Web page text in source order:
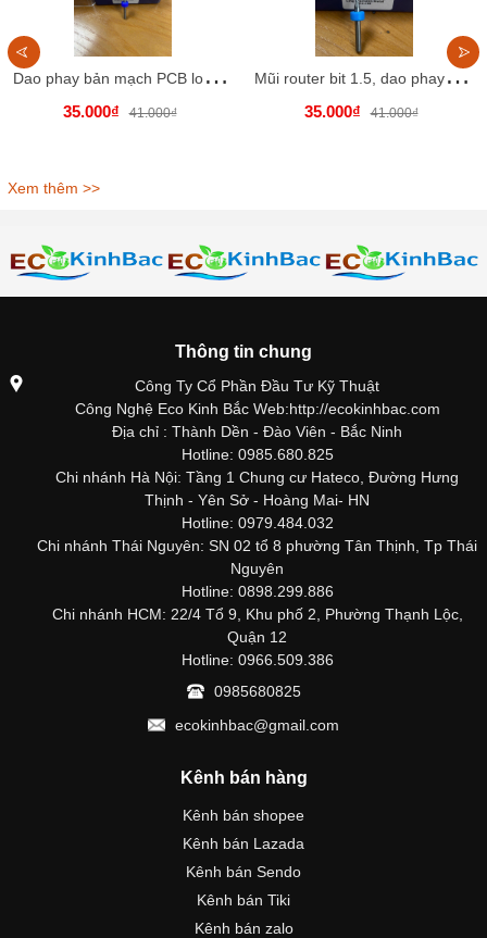
D
ao phay bản mạch PCB loại 1.4mm.
35.000₫ 41.000₫
M
ũi router bit 1.5, dao phay bản mạch PCB
35.000₫ 41.000₫
Xem thêm >>
Thông tin chung
Công Ty Cổ Phần Đầu Tư Kỹ Thuật
Công Nghệ Eco Kinh Bắc Web:http://ecokinhbac.com
Địa chỉ : Thành Dền - Đào Viên - Bắc Ninh
Hotline: 0985.680.825
Chi nhánh Hà Nội: Tầng 1 Chung cư Hateco, Đường Hưng
Thịnh - Yên Sở - Hoàng Mai- HN
Hotline: 0979.484.032
Chi nhánh Thái Nguyên: SN 02 tổ 8 phường Tân Thịnh, Tp Thái
Nguyên
Hotline: 0898.299.886
Chi nhánh HCM: 22/4 Tổ 9, Khu phố 2, Phường Thạnh Lộc,
Quận 12
Hotline: 0966.509.386
0985680825
ecokinhbac@gmail.com
Kênh bán hàng
Kênh bán shopee
Kênh bán Lazada
Kênh bán Sendo
Kênh bán Tiki
Kênh bán zalo